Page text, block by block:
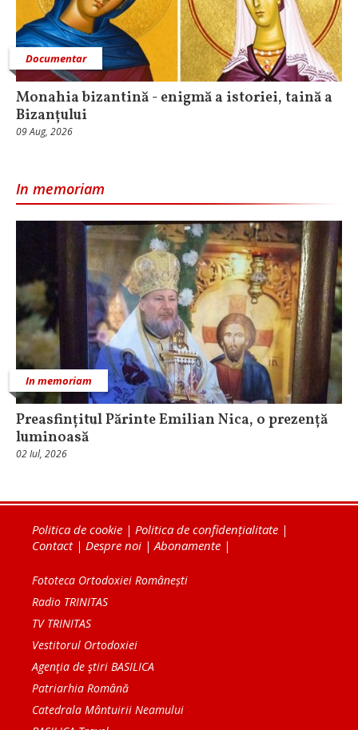
Documentar
Monahia bizantină - enigmă a istoriei, taină a
Bizanțului
09 Aug, 2026
In memoriam
In memoriam
Preasfințitul Părinte Emilian Nica, o prezență
luminoasă
02 Iul, 2026
Politica de cookie | Politica de confidențialitate |
Contact| Despre noi |Abonamente |
Fototeca Ortodoxiei Românești
Radio TRINITAS
TV TRINITAS
Vestitorul Ortodoxiei
Agenţia de ştiri BASILICA
Patriarhia Română
Catedrala Mântuirii Neamului